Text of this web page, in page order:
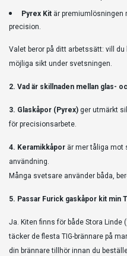
Pyrex Kit är premiumlösningen
precision.
Valet beror på ditt arbetssätt: vill
möjliga sikt under svetsningen.
2. Vad är skillnaden mellan glas-
3. Glaskåpor (Pyrex) ger utmärkt
för precisionsarbete.
4. Keramikkåpor är mer tåliga mot
användning.
Många svetsare använder båda,
5. Passar Furick gaskåpor kit min
Ja. Kiten finns för både Stora
täcker de flesta TIG-brännare på
din brännare tillhör innan du